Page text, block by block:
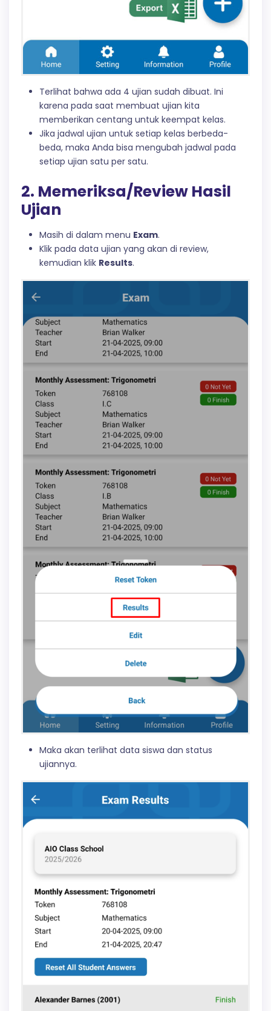
Terlihat bahwa ada 4 ujian sudah dibuat. Ini
karena pada saat membuat ujian kita
memberikan centang untuk keempat kelas.
Jika jadwal ujian untuk setiap kelas berbeda-
beda, maka Anda bisa mengubah jadwal pada
setiap ujian satu per satu.
2. Memeriksa/Review Hasil
Ujian
Masih di dalam menu Exam.
Klik pada data ujian yang akan di review,
kemudian klik Results.
Maka akan terlihat data siswa dan status
ujiannya.